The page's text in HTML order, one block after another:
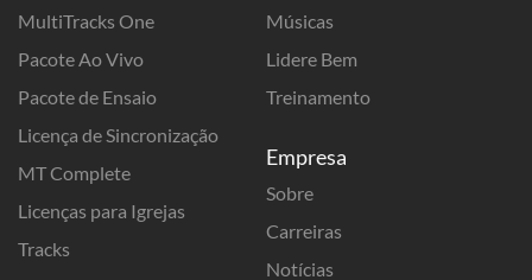
MultiTracks One
Pacote Ao Vivo
Pacote de Ensaio
Licença de Sincronização
MT Complete
Licenças para Igrejas
Tracks
Músicas
Lidere Bem
Treinamento
Empresa
Sobre
Carreiras
Notícias